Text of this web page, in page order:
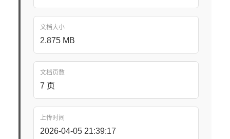
文档大小
2.875 MB
文档页数
7 页
上传时间
2026-04-05 21:39:17